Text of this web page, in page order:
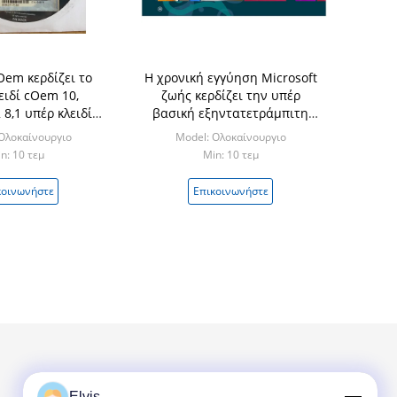
κερδίζει το
cOem 10,
υπέρ κλειδί
πακέτων για το
το 2010
10 τεμ
Η χρονική εγγύηση Microsoft
ζωής κερδίζει την υπέρ
βασική εξηντατετράμπιτη
αγγλική/γαλλική πλήρη
εκδοχή cOem 10
Model: Ολοκαίνουργιο
Min: 10 τεμ
Επικοινωνήστε